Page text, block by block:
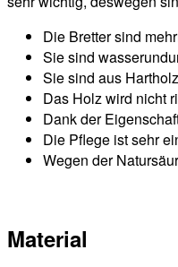
Die Bretter sind
Sie sind
Sie sind aus
Das Holz wird nicht
Dank der
Die Pflege ist sehr
Wegen der
Material